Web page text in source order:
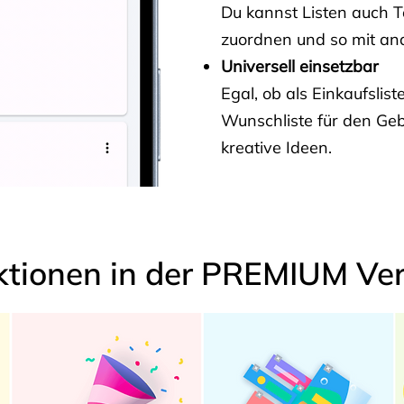
Du kannst Listen auch
zuordnen und so mit
Universell einsetzbar
Egal, ob als
Wunschliste für den
kreative Ideen.
in der PREMIUM